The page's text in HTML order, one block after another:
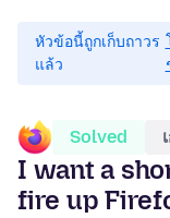
หัวข้อนี้ถูกเก็บถาวร
แล้ว
Solved
I want a
fire up